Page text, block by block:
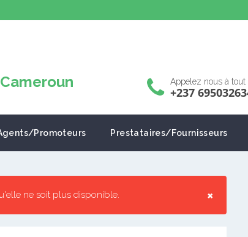
Appelez nous à
+237
Promoteurs Prestataires/Fournisseurs
×
ne soit plus disponible.